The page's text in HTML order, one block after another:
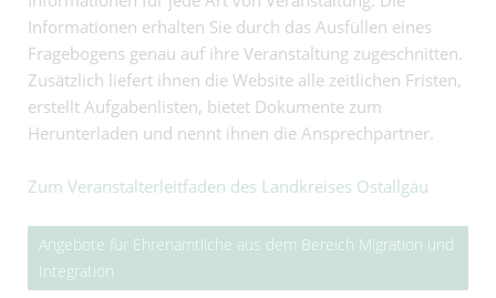
Informationen erhalten Sie durch das Ausfüllen eines
Fragebogens genau auf ihre Veranstaltung zugeschnitten.
Zusätzlich liefert ihnen die Website alle zeitlichen Fristen,
erstellt Aufgabenlisten, bietet Dokumente zum
Herunterladen und nennt ihnen die Ansprechpartner.
Zum Veranstalterleitfaden des Landkreises Ostallgäu
Angebote für Ehrenamtliche aus dem Bereich Migration und
Integration